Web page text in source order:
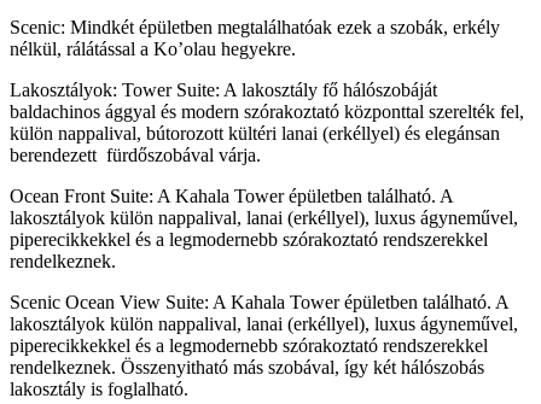
Scenic: Mindkét épületben megtalálhatóak ezek a szobák, erkély
nélkül, rálátással a Ko’olau hegyekre.
Lakosztályok: Tower Suite: A lakosztály fő hálószobáját
baldachinos ággyal és modern szórakoztató központtal szerelték fel,
külön nappalival, bútorozott kültéri lanai (erkéllyel) és elegánsan
berendezett fürdőszobával várja.
Ocean Front Suite: A Kahala Tower épületben található. A
lakosztályok külön nappalival, lanai (erkéllyel), luxus ágyneművel,
piperecikkekkel és a legmodernebb szórakoztató rendszerekkel
rendelkeznek.
Scenic Ocean View Suite: A Kahala Tower épületben található. A
lakosztályok külön nappalival, lanai (erkéllyel), luxus ágyneművel,
piperecikkekkel és a legmodernebb szórakoztató rendszerekkel
rendelkeznek. Összenyitható más szobával, így két hálószobás
lakosztály is foglalható.